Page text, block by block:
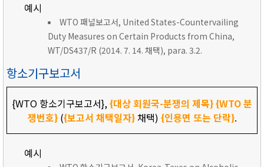
예시
WTO 패널보고서, United States-Countervailing
Duty Measures on Certain Products from China,
WT/DS437/R (2014. 7. 14. 채택), para. 3.2.
항소기구보고서
{WTO 항소기구보고서},{대상 회원국-분쟁의 제목}{WTO 분
쟁번호}({보고서 채택일자}채택) {인용면 또는 단락}.
예시